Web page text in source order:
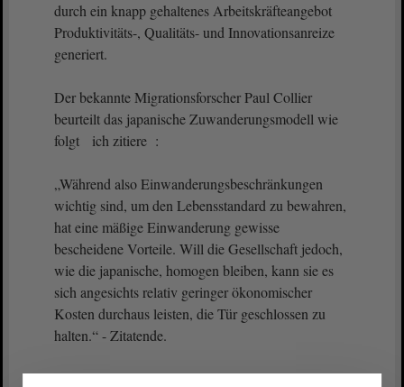
durch ein knapp gehaltenes Arbeitskräfteangebot
Produktivitäts-, Qualitäts- und Innovationsanreize
generiert.
Der bekannte Migrationsforscher Paul Collier
beurteilt das japanische Zuwanderungsmodell wie
folgt ich zitiere :
„Während also Einwanderungsbeschränkungen
wichtig sind, um den Lebensstandard zu bewahren,
hat eine mäßige Einwanderung gewisse
bescheidene Vorteile. Will die Gesellschaft jedoch,
wie die japanische, homogen bleiben, kann sie es
sich angesichts relativ geringer ökonomischer
Kosten durchaus leisten, die Tür geschlossen zu
halten.“ - Zitatende.
Das demokratische Industrieland und G7-Mitglied